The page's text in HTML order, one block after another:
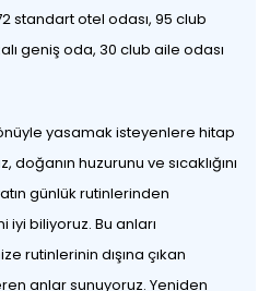
standart otel odası, 95 club
geniş oda, 30 club aile odası
yasamak isteyenlere hitap
doğanın huzurunu ve sıcaklığını
günlük rutinlerinden
iyi biliyoruz. Bu anları
rutinlerinin dışına çıkan
anlar sunuyoruz. Yeniden